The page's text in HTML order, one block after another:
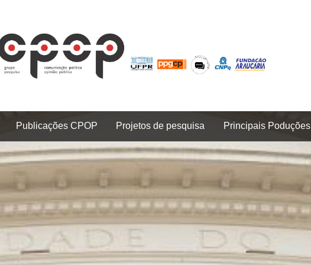
Publicações CPOP Projetos de pesquisa Principais Poduções